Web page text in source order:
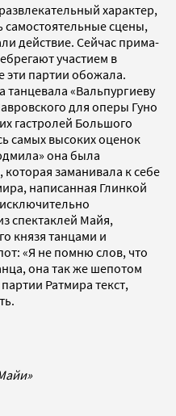
характер,
самостоятельные сцены,
действие. Сейчас прима-
участием в
эти партии обожала.
танцевала «Вальпургиеву
для оперы Гуно
гастролей Большого
самых высоких оценок
она была
заманивала к себе
написанная Глинкой
спектаклей Майя,
князя танцами и
«Я не помню слов, что
она так же шепотом
Ратмира текст,